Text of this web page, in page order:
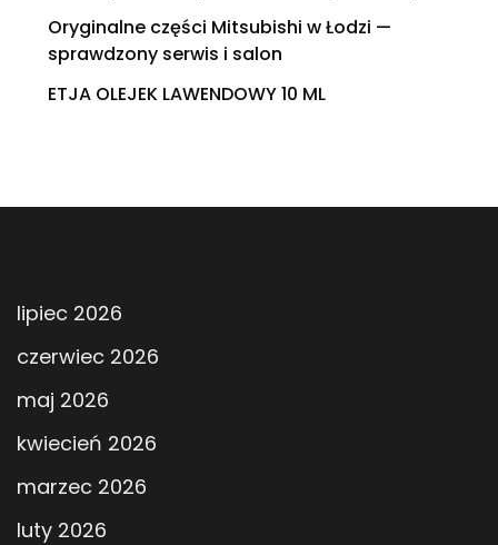
Oryginalne części Mitsubishi w Łodzi —
sprawdzony serwis i salon
ETJA OLEJEK LAWENDOWY 10 ML
lipiec 2026
czerwiec 2026
maj 2026
kwiecień 2026
marzec 2026
luty 2026